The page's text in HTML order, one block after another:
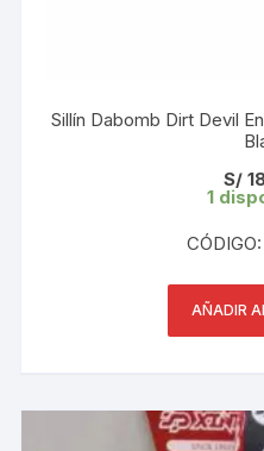
Sillín Dabomb Dirt Devil
S/
1
AÑADIR